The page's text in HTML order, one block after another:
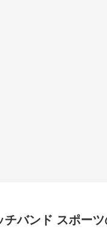
チバンド スポーツ